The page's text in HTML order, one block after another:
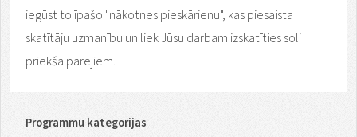
iegūst to īpašo "nākotnes pieskārienu", kas piesaista
skatītāju uzmanību un liek Jūsu darbam izskatīties soli
priekšā pārējiem.
Programmu kategorijas